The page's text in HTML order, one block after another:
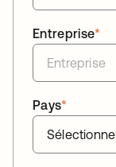
*
Entreprise
*
Pays